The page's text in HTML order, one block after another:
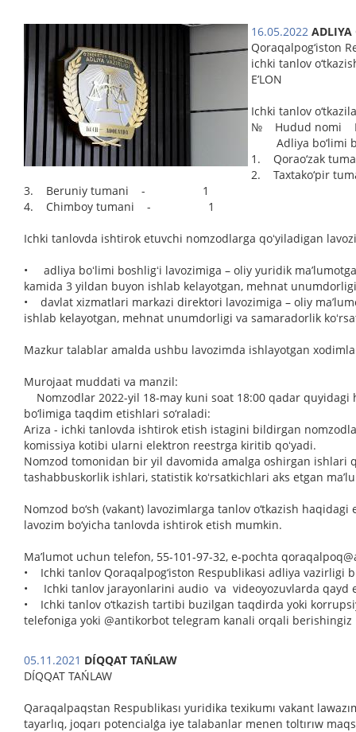
16.05.2022 ADLIYA
Qoraqalpog‘iston
ichki tanlov
E’LON
Ichki tanlov
№ Hudud nomi
Adliya bo‘limi
1.
2.
3. Beruniy tumani - 1
4. Chimboy tumani - 1
Ichki tanlovda ishtirok etuvchi nomzodlarga qoʻyiladigan
• adliya boʻlimi boshligʻi lavozimiga – oliy yuridik
kamida 3 yildan buyon ishlab kelayotgan, mehnat
• davlat xizmatlari markazi direktori lavozimiga – oliy
ishlab kelayotgan, mehnat unumdorligi va samaradorlik
Mazkur talablar amalda ushbu lavozimda ishlayotgan
Murojaat muddati va manzil:
Nomzodlar 2022-yil 18-may kuni soat 18:00 qadar
bo‘limiga taqdim etishlari so‘raladi:
Ariza - ichki tanlovda ishtirok etish istagini bildirgan
komissiya kotibi ularni elektron reestrga kiritib qoʻyadi.
Nomzod tomonidan bir yil davomida amalga oshirgan
tashabbuskorlik ishlari, statistik koʻrsatkichlari aks etgan
Nomzod bo‘sh (vakant) lavozimlarga tanlov o‘tkazish
lavozim bo‘yicha tanlovda ishtirok etish mumkin.
Ma’lumot uchun telefon, 55-101-97-32, e-pochta
• Ichki tanlov Qoraqalpog‘iston Respublikasi adliya vazirligi
• Ichki tanlov jarayonlarini audio va videoyozuvlarda qayd
• Ichki tanlov o‘tkazish tartibi buzilgan taqdirda yoki
telefoniga yoki @antikorbot telegram kanali orqali
05.11.2021 DÍQQAT TAŃLAW
DÍQQAT TAŃLAW
Qaraqalpaqstan Respublikası yuridika texikumı vakant
tayarlıq, joqarı potencialǵa iye talabanlar menen toltırıw